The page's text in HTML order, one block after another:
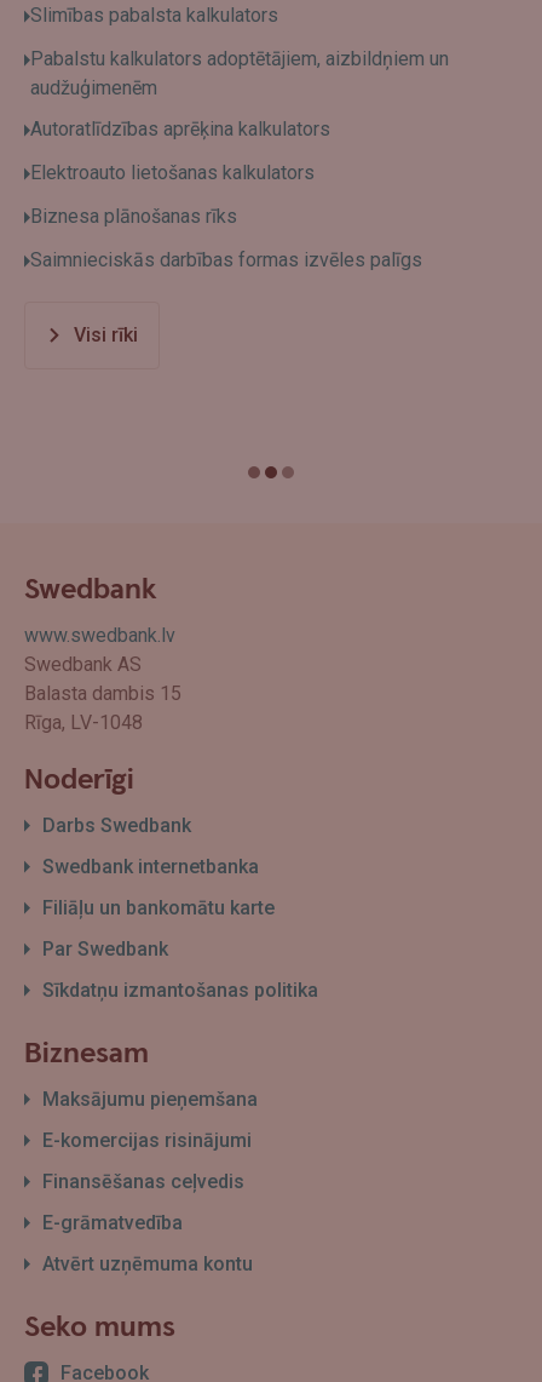
Slimības pabalsta kalkulators
Pabalstu kalkulators adoptētājiem, aizbildņiem un
audžuģimenēm
Autoratlīdzības aprēķina kalkulators
Elektroauto lietošanas kalkulators
Biznesa plānošanas rīks
Saimnieciskās darbības formas izvēles palīgs
Visi rīki
Swedbank
www.swedbank.lv
Swedbank AS
Balasta dambis 15
Rīga, LV-1048
Noderīgi
Darbs Swedbank
Swedbank internetbanka
Filiāļu un bankomātu karte
Par Swedbank
Sīkdatņu izmantošanas politika
Biznesam
Maksājumu pieņemšana
E-komercijas risinājumi
Finansēšanas ceļvedis
E-grāmatvedība
Atvērt uzņēmuma kontu
Seko mums
Facebook